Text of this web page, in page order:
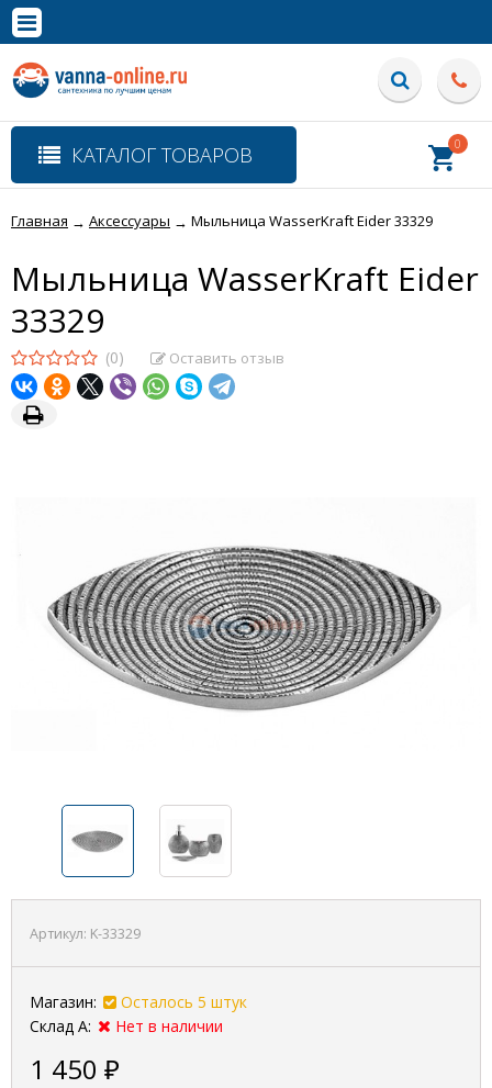
Полная версия сайта
КАТАЛОГ ТОВАРОВ 0
Главная → Аксессуары → Мыльница WasserKraft Eider 33329
Мыльница WasserKraft Eider
33329
(0) Оставить отзыв
Артикул: K-33329
Магазин:
Осталось 5 штук
Склад А:
Нет в наличии
1 450 ₽